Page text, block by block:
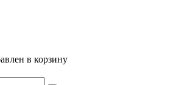
в корзину